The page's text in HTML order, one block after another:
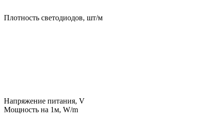
Плотность светодиодов, шт/м
Напряжение питания, V
Мощность на 1м, W/m